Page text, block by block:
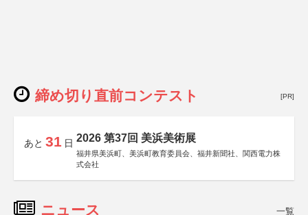
締め切り直前コンテスト [PR]
あと 31 日 2026 第37回 美浜美術展
福井県美浜町、美浜町教育委員会、福井新聞社、関西電力株
式会社
ニュース 一覧